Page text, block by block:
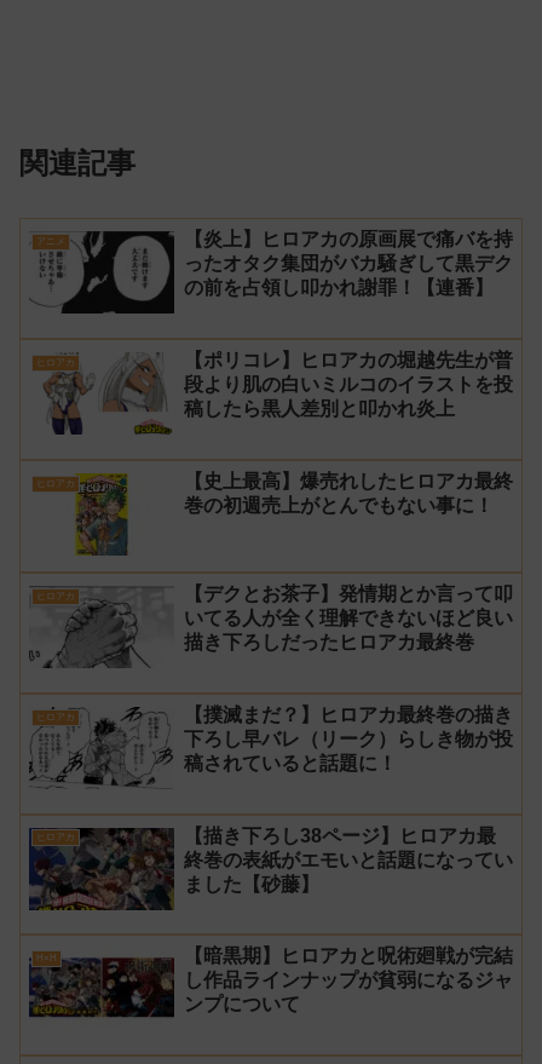
関連記事
アニメ
【炎上】ヒロアカの原画展で痛バを持
ったオタク集団がバカ騒ぎして黒デク
の前を占領し叩かれ謝罪！【連番】
ヒロアカ
【ポリコレ】ヒロアカの堀越先生が普
段より肌の白いミルコのイラストを投
稿したら黒人差別と叩かれ炎上
ヒロアカ
【史上最高】爆売れしたヒロアカ最終
巻の初週売上がとんでもない事に！
ヒロアカ
【デクとお茶子】発情期とか言って叩
いてる人が全く理解できないほど良い
描き下ろしだったヒロアカ最終巻
ヒロアカ
【撲滅まだ？】ヒロアカ最終巻の描き
下ろし早バレ（リーク）らしき物が投
稿されていると話題に！
ヒロアカ
【描き下ろし38ページ】ヒロアカ最
終巻の表紙がエモいと話題になってい
ました【砂藤】
H×H
【暗黒期】ヒロアカと呪術廻戦が完結
し作品ラインナップが貧弱になるジャ
ンプについて